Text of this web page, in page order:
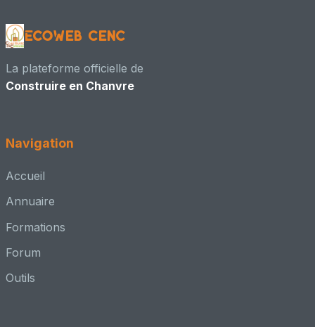
📍 REIMS, 51 - Marne
Formateur
Maître d'œuvre – conception + chantier
ERIC FOUCHE ARCHITECTE DPLG
Architecte – conception + MOE
👥 Adhérent CenC
EcoWeb CenC
La plateforme officielle de
Construire en Chanvre
Navigation
Accueil
Annuaire
Formations
Forum
Outils